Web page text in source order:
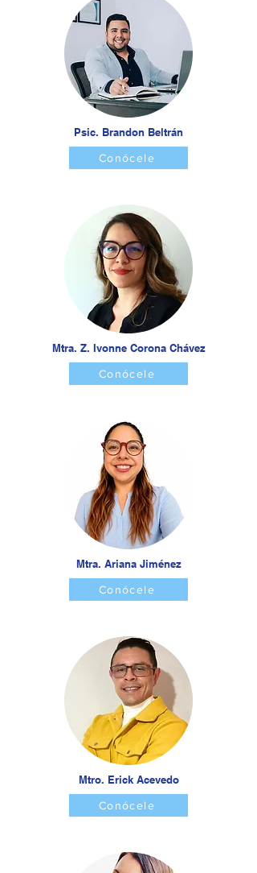
Psic. Brandon Beltrán
Conócele
Mtra. Z. Ivonne Corona Chávez
Conócele
Mtra. Ariana Jiménez
Conócele
Mtro. Erick Acevedo
Conócele